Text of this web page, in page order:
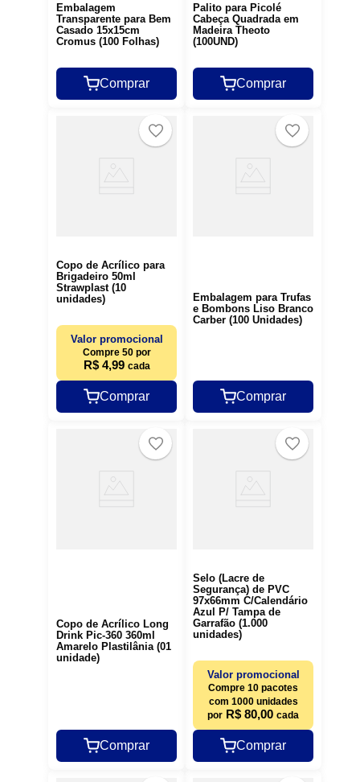
Embalagem
Transparente para Bem
Casado 15x15cm
Cromus (100 Folhas)
Comprar
Palito para Picolé
Cabeça Quadrada em
Madeira Theoto
(100UND)
Comprar
Copo de Acrílico para
Brigadeiro 50ml
Strawplast (10
unidades)
Valor promocional
Compre 50 por
R$ 4,99 cada
Comprar
Embalagem para Trufas
e Bombons Liso Branco
Carber (100 Unidades)
Comprar
Copo de Acrílico Long
Drink Pic-360 360ml
Amarelo Plastilânia (01
unidade)
Comprar
Selo (Lacre de
Segurança) de PVC
97x66mm C/Calendário
Azul P/ Tampa de
Garrafão (1.000
unidades)
Valor promocional
Compre 10 pacotes
com 1000 unidades
por R$ 80,00 cada
Comprar